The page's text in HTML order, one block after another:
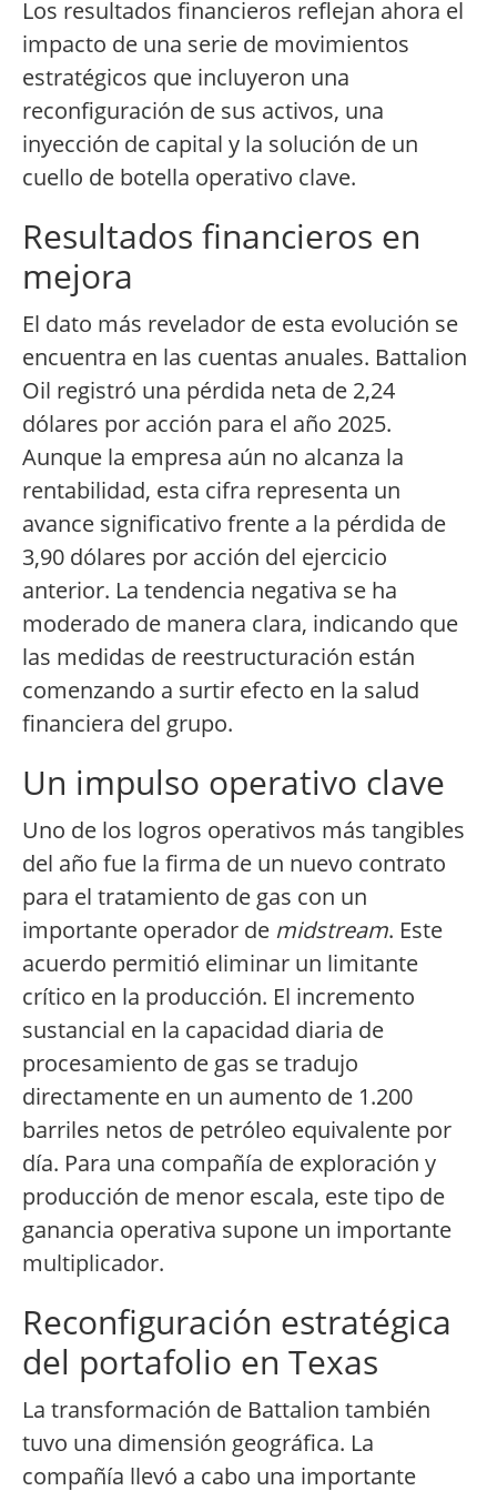
Los resultados financieros reflejan ahora el
impacto de una serie de movimientos
estratégicos que incluyeron una
reconfiguración de sus activos, una
inyección de capital y la solución de un
cuello de botella operativo clave.
Resultados financieros en
mejora
El dato más revelador de esta evolución se
encuentra en las cuentas anuales. Battalion
Oil registró una pérdida neta de 2,24
dólares por acción para el año 2025.
Aunque la empresa aún no alcanza la
rentabilidad, esta cifra representa un
avance significativo frente a la pérdida de
3,90 dólares por acción del ejercicio
anterior. La tendencia negativa se ha
moderado de manera clara, indicando que
las medidas de reestructuración están
comenzando a surtir efecto en la salud
financiera del grupo.
Un impulso operativo clave
Uno de los logros operativos más tangibles
del año fue la firma de un nuevo contrato
para el tratamiento de gas con un
importante operador de midstream. Este
acuerdo permitió eliminar un limitante
crítico en la producción. El incremento
sustancial en la capacidad diaria de
procesamiento de gas se tradujo
directamente en un aumento de 1.200
barriles netos de petróleo equivalente por
día. Para una compañía de exploración y
producción de menor escala, este tipo de
ganancia operativa supone un importante
multiplicador.
Reconfiguración estratégica
del portafolio en Texas
La transformación de Battalion también
tuvo una dimensión geográfica. La
compañía llevó a cabo una importante